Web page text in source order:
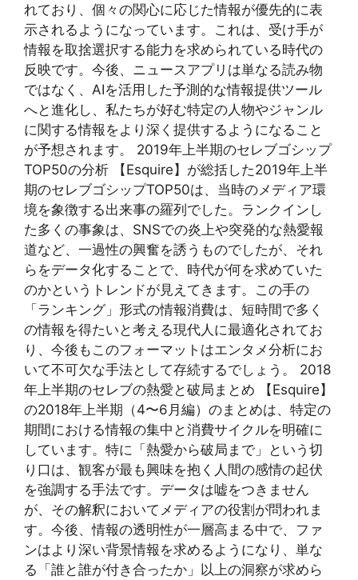
れており、個々の関心に応じた情報が優先的に表
示されるようになっています。これは、受け手が
情報を取捨選択する能力を求められている時代の
反映です。今後、ニュースアプリは単なる読み物
ではなく、AIを活用した予測的な情報提供ツール
へと進化し、私たちが好む特定の人物やジャンル
に関する情報をより深く提供するようになること
が予想されます。 2019年上半期のセレブゴシップ
TOP50の分析 【Esquire】が総括した2019年上半
期のセレブゴシップTOP50は、当時のメディア環
境を象徴する出来事の羅列でした。ランクインし
た多くの事象は、SNSでの炎上や突発的な熱愛報
道など、一過性の興奮を誘うものでしたが、それ
らをデータ化することで、時代が何を求めていた
のかというトレンドが見えてきます。この手の
「ランキング」形式の情報消費は、短時間で多く
の情報を得たいと考える現代人に最適化されてお
り、今後もこのフォーマットはエンタメ分析にお
いて不可欠な手法として存続するでしょう。 2018
年上半期のセレブの熱愛と破局まとめ 【Esquire】
の2018年上半期（4〜6月編）のまとめは、特定の
期間における情報の集中と消費サイクルを明確に
しています。特に「熱愛から破局まで」という切
り口は、観客が最も興味を抱く人間の感情の起伏
を強調する手法です。データは嘘をつきません
が、その解釈においてメディアの役割が問われま
す。今後、情報の透明性が一層高まる中で、ファ
ンはより深い背景情報を求めるようになり、単な
る「誰と誰が付き合ったか」以上の洞察が求めら